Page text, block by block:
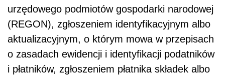
urzędowego podmiotów gospodarki narodowej
(REGON), zgłoszeniem identyfikacyjnym albo
aktualizacyjnym, o którym mowa w przepisach
o zasadach ewidencji i identyfikacji podatników
i płatników, zgłoszeniem płatnika składek albo